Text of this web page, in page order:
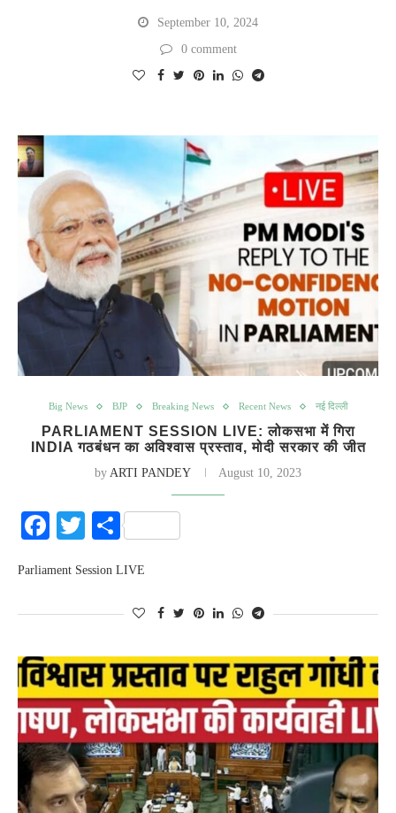
September 10, 2024
0 comment
Big News BJP Breaking News Recent News नई दिल्ली
PARLIAMENT SESSION LIVE: लोकसभा में गिरा
INDIA गठबंधन का अविश्वास प्रस्ताव, मोदी सरकार की जीत
by ARTI PANDEY August 10, 2023
Facebook
Twitter
Share
Parliament Session LIVE